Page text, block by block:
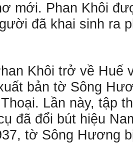
mới. Phan Khôi
đã khai sinh ra
Khôi trở về Huế
bản tờ Sông
Lần này, tập
đã đổi bút hiệu
tờ Sông Hương